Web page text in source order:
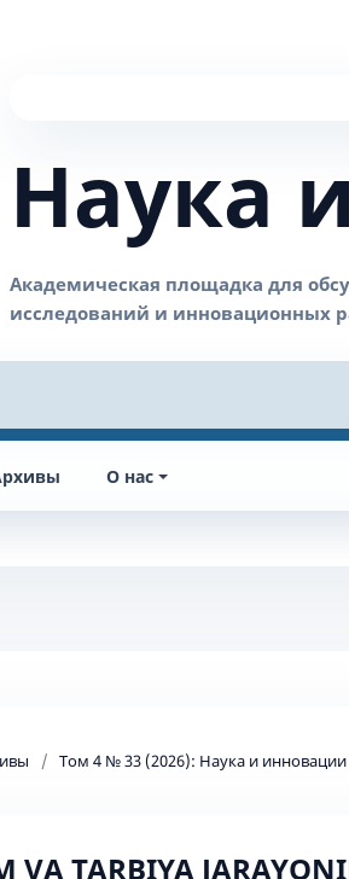
Наука
О нас
/ Том 4 № 33 (2026): Наука и инновации
VA TARBIYA